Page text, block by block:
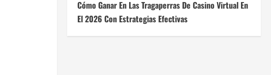
Cómo Ganar En Las Tragaperras De Casino Virtual En
El 2026 Con Estrategias Efectivas